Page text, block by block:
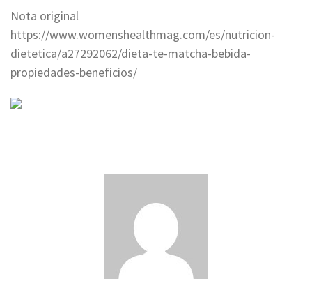
Nota original
https://www.womenshealthmag.com/es/nutricion-
dietetica/a27292062/dieta-te-matcha-bebida-
propiedades-beneficios/